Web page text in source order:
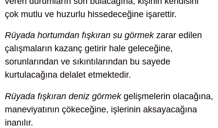
çok mutlu ve huzurlu hissedeceğine işarettir.
Rüyada hortumdan fışkıran su görmekzarar edilen
çalışmaların kazanç getirir hale geleceğine,
sorunlarından ve sıkıntılarından bu sayede
kurtulacağına delalet etmektedir.
Rüyada fışkıran deniz görmekgelişmelerin olacağına,
maneviyatının çökeceğine, işlerinin aksayacağına
inanılır.